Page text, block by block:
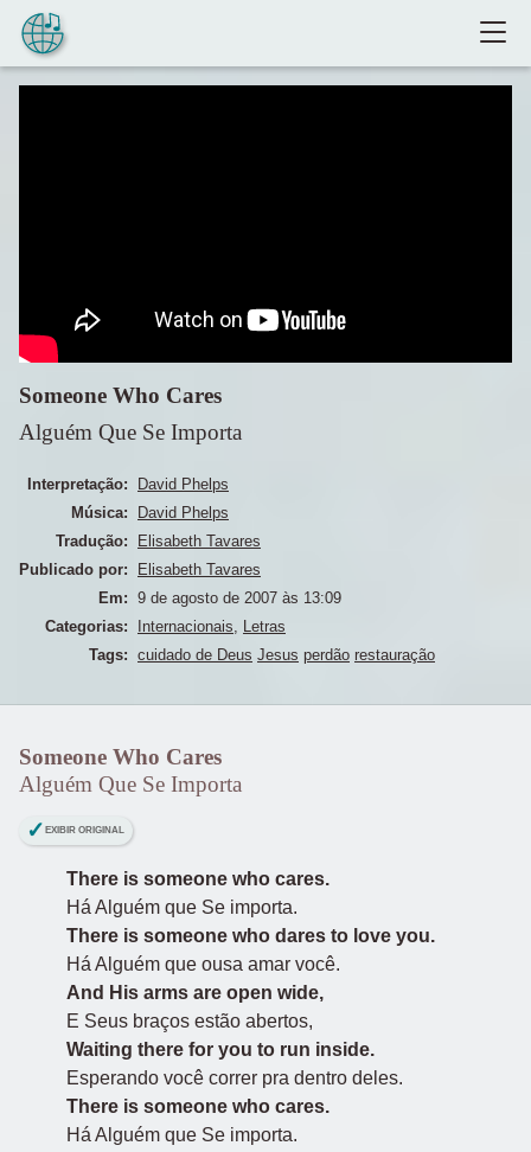
Pular para o conteúdo
Someone Who Cares
Alguém Que Se Importa
Interpretação:
David Phelps
Música:
David Phelps
Tradução:
Elisabeth Tavares
Publicado por:
Elisabeth Tavares
Em: 9 de agosto de 2007 às 13:09
Categorias:
Internacionais, Letras
Tags: cuidado de Deus Jesus perdão restauração
Someone Who Cares
Alguém Que Se Importa
EXIBIR ORIGINAL
There is someone who cares.
Há Alguém que Se importa.
There is someone who dares to love you.
Há Alguém que ousa amar você.
And His arms are open wide,
E Seus braços estão abertos,
Waiting there for you to run inside.
Esperando você correr pra dentro deles.
There is someone who cares.
Há Alguém que Se importa.